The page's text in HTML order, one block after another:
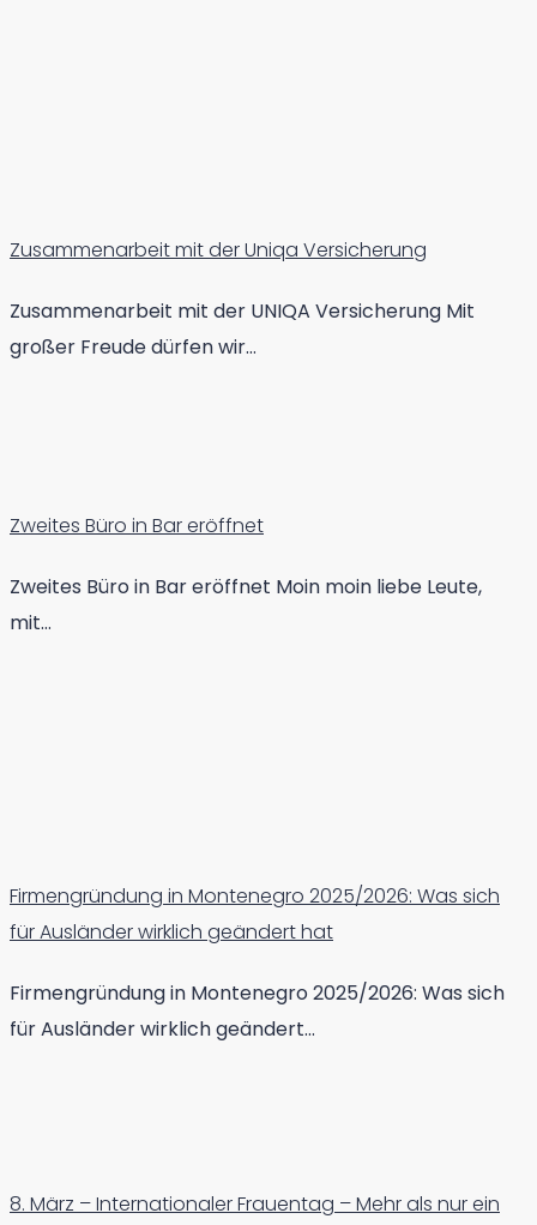
Zusammenarbeit mit der Uniqa Versicherung
Zusammenarbeit mit der UNIQA Versicherung Mit
großer Freude dürfen wir…
Zweites Büro in Bar eröffnet
Zweites Büro in Bar eröffnet Moin moin liebe Leute,
mit…
Firmengründung in Montenegro 2025/2026: Was sich
für Ausländer wirklich geändert hat
Firmengründung in Montenegro 2025/2026: Was sich
für Ausländer wirklich geändert…
8. März – Internationaler Frauentag – Mehr als nur ein